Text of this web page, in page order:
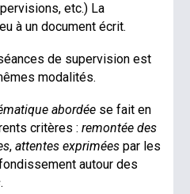
etc.) La
à un document écrit.
de supervision est
modalités.
abordée se fait en
critères :remontée des
,attentes expriméespar les
autour des
.